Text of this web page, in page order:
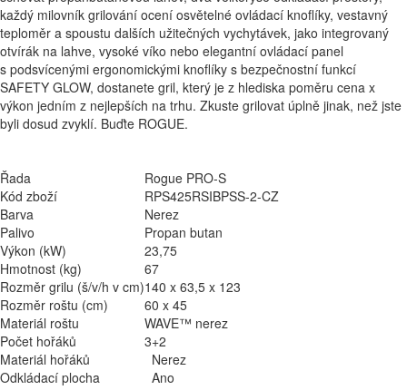
každý milovník grilování ocení osvětelné ovládací knoflíky, vestavný
teploměr a spoustu dalších užitečných vychytávek, jako integrovaný
otvírák na lahve, vysoké víko nebo elegantní ovládací panel
s podsvícenými ergonomickými knoflíky s bezpečnostní funkcí
SAFETY GLOW, dostanete gril, který je z hlediska poměru cena x
výkon jedním z nejlepších na trhu. Zkuste grilovat úplně jinak, než jste
byli dosud zvyklí. Buďte ROGUE.
Řada
Rogue PRO-S
Kód zboží
RPS425RSIBPSS-2-CZ
Barva
Nerez
Palivo
Propan butan
Výkon (kW)
23,75
Hmotnost (kg)
67
Rozměr grilu (š/v/h v cm)140 x 63,5 x 123
Rozměr roštu (cm)
60 x 45
Materiál roštu
WAVE™ nerez
Počet hořáků
3+2
Materiál hořáků
Nerez
Odkládací plocha
Ano